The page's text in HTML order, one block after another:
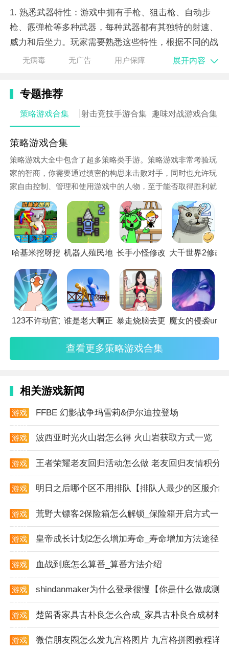
1. 熟悉武器特性：游戏中拥有手枪、狙击枪、自动步
枪、霰弹枪等多种武器，每种武器都有其独特的射速、
威力和后坐力。玩家需要熟悉这些特性，根据不同的战
场环境和敌人类型选择合适的武器。
的位置，制定合理的战术策略。玩家需要时刻关注雷
达，以便在敌人出现之前做好战斗准备。
3. 掌握射击技巧：射击技巧是决定胜负的关键因素之
一。玩家需要练习精准的射击和快速的换弹夹，同时学
会利用掩体进行掩护和反击。
玩家反馈
1. 画面精美：玩家普遍认为游戏的画面非常精美，细节
处理到位，能够带来身临其境的战斗体验。
2. 操作流畅：游戏的操作非常流畅，无论是滑动屏幕还
是点击按钮都能迅速响应，给玩家带来了极佳的操作手
感。
以与全球玩家进行实时对战，感受激烈的竞技氛围。同
时，游戏还设置了专业的赛事系统，为玩家提供了展示
自己实力的舞台。
游戏剧情
1. 反恐行动：玩家在游戏中扮演一名反恐精英，需要在
不同的反恐行动中准确击杀恐怖组织中的敌人，保护无
无病毒 无广告 用户保障 展开内容
专题推荐
策略游戏合集 射击竞技手游合集 趣味对战游戏合集
策略游戏合集
策略游戏大全中包含了超多策略类手游。策略游戏非常考验玩
家的智商，你需要通过缜密的构思来击败对手，同时也允许玩
家自由控制、管理和使用游戏中的人物，至于能否取得胜利就
要靠你自己啦！
哈基米挖呀挖单机版机器人殖民地2正版长手小怪修改版大千世界2修改
123不许动官方版谁是老大啊正版暴走烧脑去更新版魔女的侵袭
查看更多策略游戏合集
相关游戏新闻
游戏
FFBE 幻影战争玛雪莉&伊尔迪拉登场
游戏
波西亚时光火山岩怎么得 火山岩获取方式一览
游戏
王者荣耀老友回归活动怎么做 老友回归友情积分
游戏
明日之后哪个区不用排队【排队人最少的区服介绍
游戏
荒野大镖客2保险箱怎么解锁_保险箱开启方式一览
游戏
皇帝成长计划2怎么增加寿命_寿命增加方法途径
游戏
血战到底怎么算番_算番方法介绍
游戏
shindanmaker为什么登录很慢【你是什么做成测
游戏
楚留香家具古朴良怎么合成_家具古朴良合成材料
游戏
微信朋友圈怎么发九宫格图片 九宫格拼图教程详解